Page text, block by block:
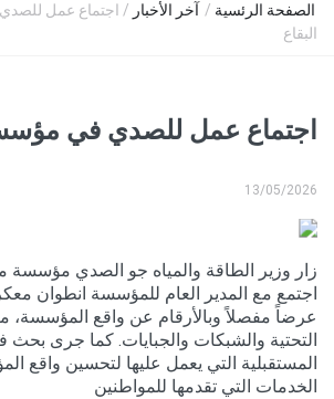
الصفحة الرئسية/ آخر الأخبار/ اجتماع عمل للصدي
البقاع
اجتماع عمل للصدي في مؤسسة
13/05/2026
زار وزير الطاقة والمياه جو الصدي مؤسسة
اجتمع مع المدير العام للمؤسسة انطوان
عرضاً مفصلاً وبالأرقام عن واقع المؤسسة،
التحتية والشبكات والجبايات. كما جرى بحث
المستقبلية التي يعمل عليها لتحسين واقع
الخدمات التي تقدمها للمواطنين